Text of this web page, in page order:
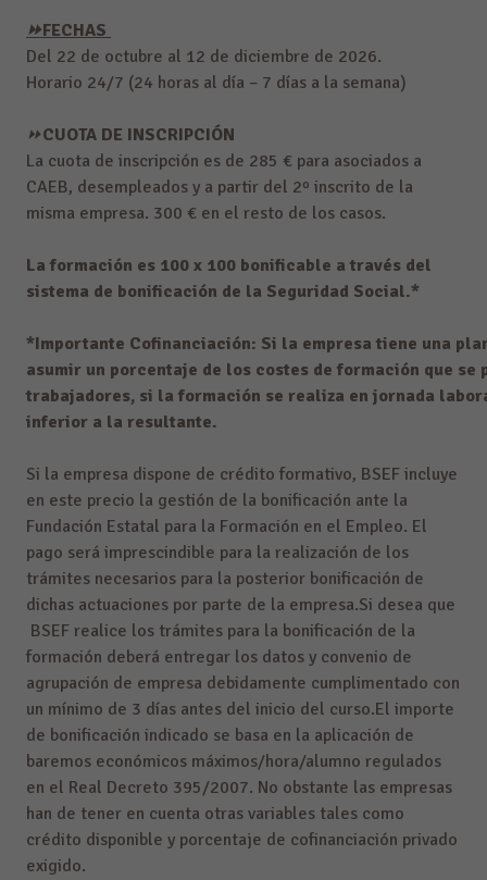
⏩FECHAS
Del 22 de octubre al 12 de diciembre de 2026.
Horario 24/7 (24 horas al día – 7 días a la semana)
⏩CUOTA DE INSCRIPCIÓN
La cuota de inscripción es de 285 € para asociados a
CAEB, desempleados y a partir del 2º inscrito de la
misma empresa. 300 € en el resto de los casos.
La formación es 100 x 100 bonificable a través del
sistema de bonificación de la Seguridad Social.*
*Importante Cofinanciación: Si la empresa tiene una
asumir un porcentaje de los costes de formación que
trabajadores, si la formación se realiza en jornada
inferior a la resultante.
Si la empresa dispone de crédito formativo, BSEF incluye
en este precio la gestión de la bonificación ante la
Fundación Estatal para la Formación en el Empleo. El
pago será imprescindible para la realización de los
trámites necesarios para la posterior bonificación de
dichas actuaciones por parte de la empresa.Si desea que
BSEF realice los trámites para la bonificación de la
formación deberá entregar los datos y convenio de
agrupación de empresa debidamente cumplimentado con
un mínimo de 3 días antes del inicio del curso.El importe
de bonificación indicado se basa en la aplicación de
baremos económicos máximos/hora/alumno regulados
en el Real Decreto 395/2007. No obstante las empresas
han de tener en cuenta otras variables tales como
crédito disponible y porcentaje de cofinanciación privado
exigido.